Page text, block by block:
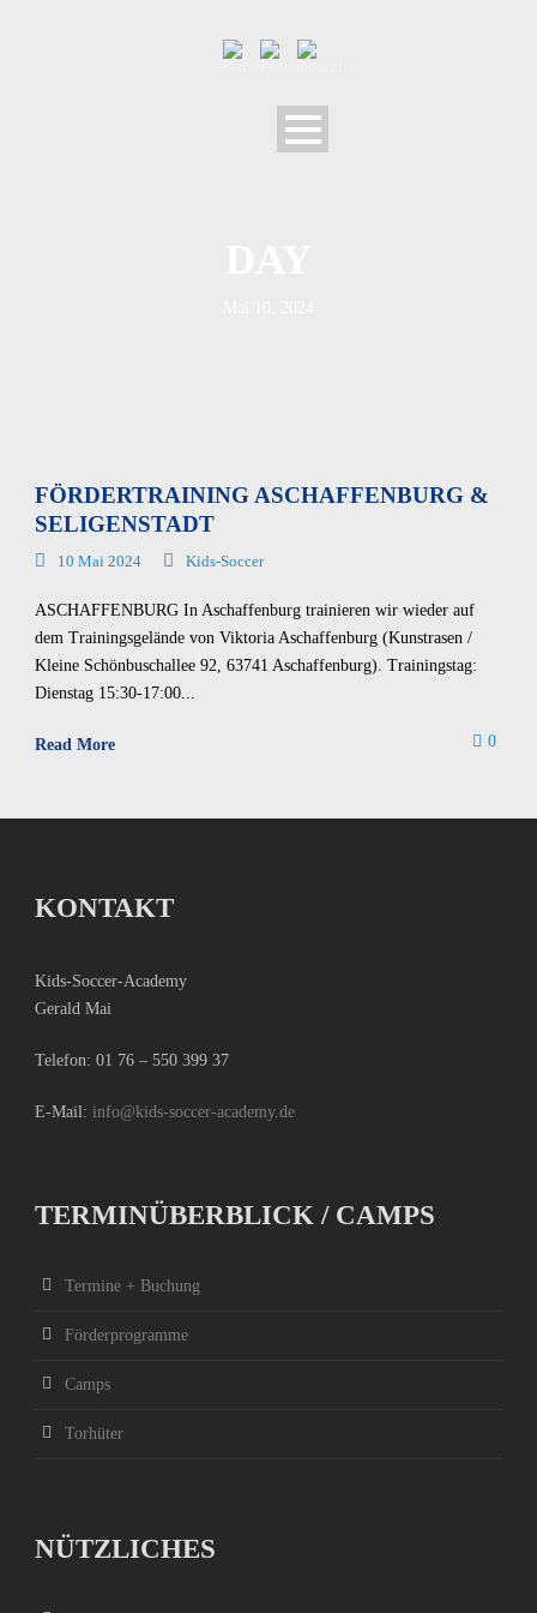
FÖRDERTRAINING ASCHAFFENBURG &
SELIGENSTADT
10 Mai 2024 Kids-Soccer
ASCHAFFENBURG In Aschaffenburg trainieren wir wieder auf
dem Trainingsgelände von Viktoria Aschaffenburg (Kunstrasen /
Kleine Schönbuschallee 92, 63741 Aschaffenburg). Trainingstag:
Dienstag 15:30-17:00...
Read More 0
KONTAKT
Kids-Soccer-Academy
Gerald Mai
Telefon: 01 76 – 550 399 37
E-Mail: info@kids-soccer-academy.de
TERMINÜBERBLICK / CAMPS
Termine + Buchung
Förderprogramme
Camps
Torhüter
NÜTZLICHES